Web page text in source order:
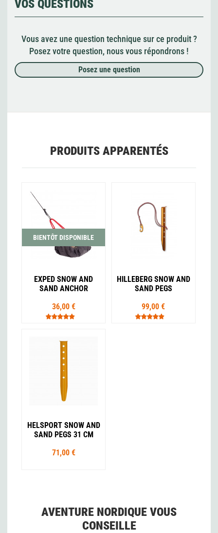
VOS QUESTIONS
Vous avez une question technique sur ce produit ?
Posez votre question, nous vous répondrons !
Posez une question
PRODUITS APPARENTÉS
BIENTÔT DISPONIBLE
EXPED SNOW AND
SAND ANCHOR
36,00 €
HILLEBERG SNOW AND
SAND PEGS
99,00 €
HELSPORT SNOW AND
SAND PEGS 31 CM
71,00 €
AVENTURE NORDIQUE VOUS
CONSEILLE